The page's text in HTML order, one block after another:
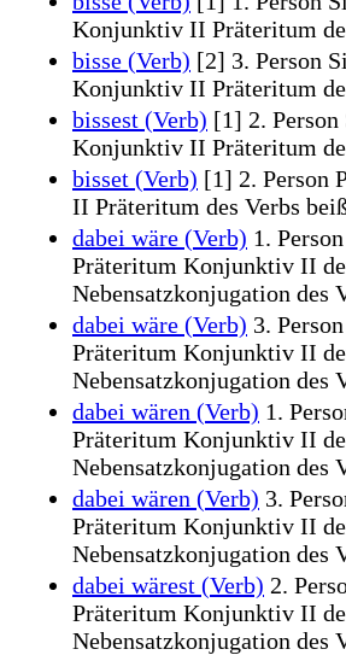
Konjunktiv II Präteritum
bisse (Verb) [2] 3. Person
Konjunktiv II Präteritum
bissest (Verb) [1] 2.
Konjunktiv II Präteritum
bisset (Verb) [1] 2. Person
II Präteritum des Verbs
dabei wäre (Verb) 1.
Präteritum Konjunktiv II
Nebensatzkonjugation des
dabei wäre (Verb) 3.
Präteritum Konjunktiv II
Nebensatzkonjugation des
dabei wären (Verb) 1.
Präteritum Konjunktiv II
Nebensatzkonjugation des
dabei wären (Verb) 3.
Präteritum Konjunktiv II
Nebensatzkonjugation des
dabei wärest (Verb) 2.
Präteritum Konjunktiv II
Nebensatzkonjugation des